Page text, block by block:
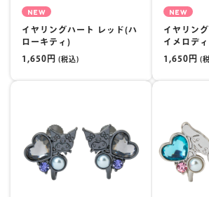
NEW
イヤリングハート レッド(ハ
ローキティ)
1,650円 (税込)
NEW
イヤリン
イメロデ
1,650円 (